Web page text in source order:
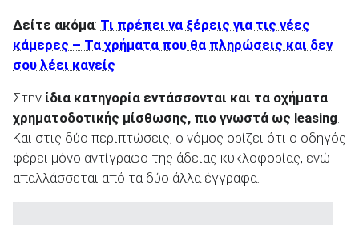
Δείτε ακόμα: Τι πρέπει να ξέρεις για τις νέες
κάμερες – Τα χρήματα που θα πληρώσεις και δεν
σου λέει κανείς
Στην ίδια κατηγορία εντάσσονται και τα οχήματα
χρηματοδοτικής μίσθωσης, πιο γνωστά ως leasing.
Και στις δύο περιπτώσεις, ο νόμος ορίζει ότι ο οδηγός
φέρει μόνο αντίγραφο της άδειας κυκλοφορίας, ενώ
απαλλάσσεται από τα δύο άλλα έγγραφα.